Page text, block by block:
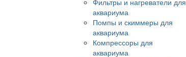
аквариума
Помпы и скиммеры для
аквариума
Компрессоры для
аквариума